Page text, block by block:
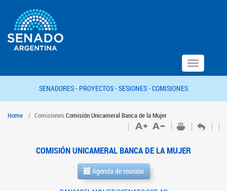
Toggle
navigation
SENADORES - PROYECTOS -SESIONES -COMISIONES
Home Comisiones Comisión Unicameral Banca de la Mujer
COMISIÓN UNICAMERAL BANCA DE LA MUJER
Agenda de reunión